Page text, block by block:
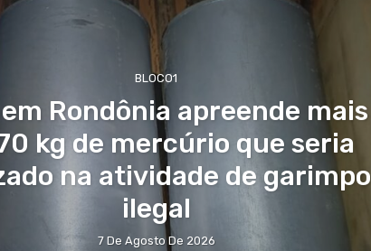
BLOCO1
em Rondônia apreende mais
kg de mercúrio que seria
na atividade de garimpo
ilegal
7 De Agosto De 2026